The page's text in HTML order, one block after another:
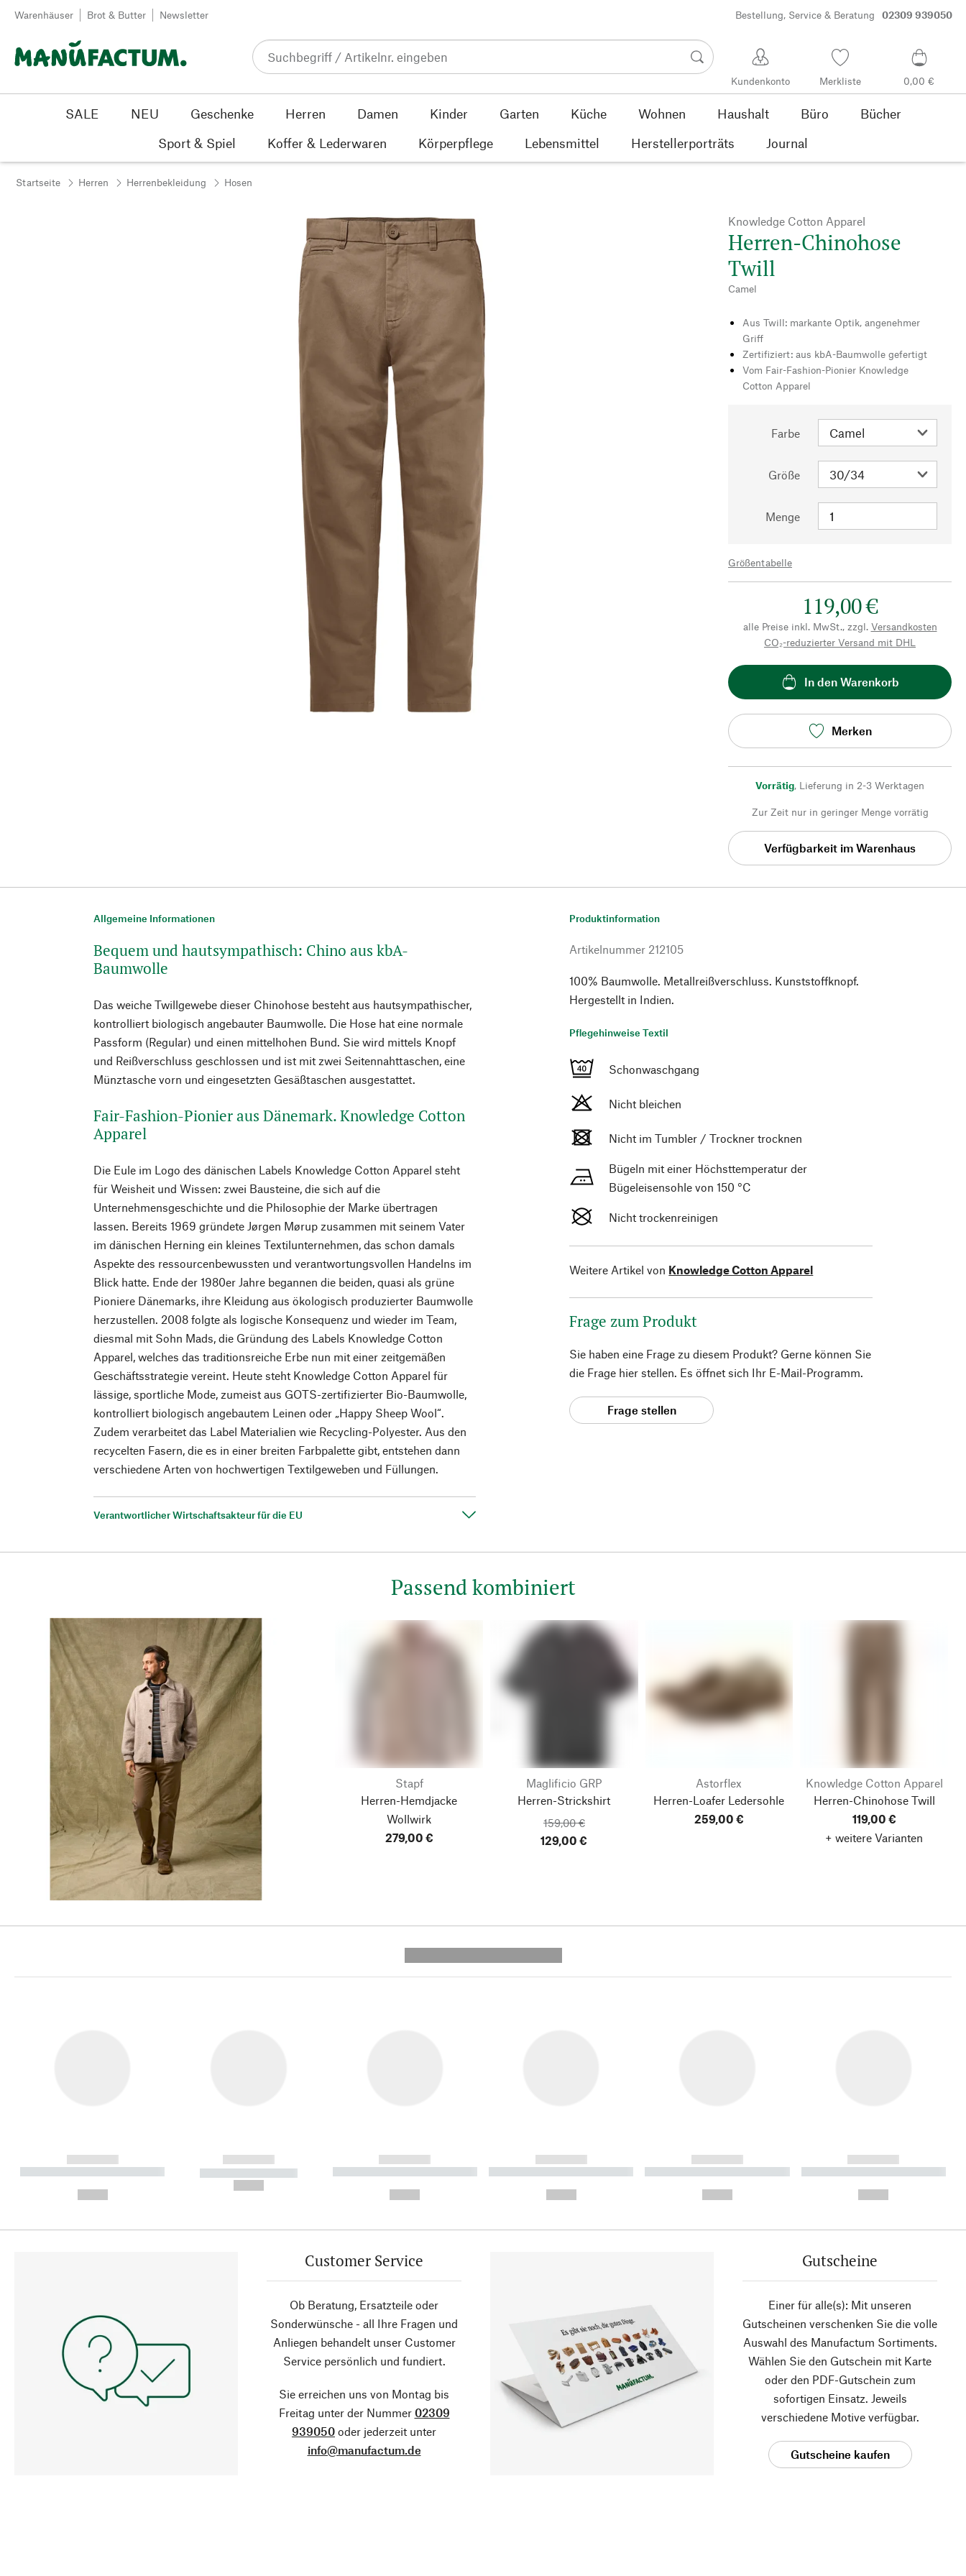
Zum Inhalt springen
Warenhäuser Brot & Butter Newsletter Bestellung, Service & Beratung 02309 939050
Kundenkonto Merkliste 0,00 €
SALE NEU Geschenke Herren Damen Kinder Garten Küche Wohnen Haushalt Büro
Bücher
Sport & Spiel
Koffer & Lederwaren Körperpflege Lebensmittel Herstellerporträts Journal
Startseite Herren Herrenbekleidung Hosen
Knowledge Cotton Apparel
Herren-Chinohose
Twill
Camel
Aus Twill: markante Optik, angenehmer
Griff
Zertifiziert: aus kbA-Baumwolle gefertigt
Vom Fair-Fashion-Pionier Knowledge
Cotton Apparel
Farbe
Größe
Menge
Größentabelle
119,00 €
alle Preise inkl. MwSt., zzgl. Versandkosten
CO₂-reduzierter Versand mit DHL
In den Warenkorb
Merken
Vorrätig, Lieferung in 2-3 Werktagen
Zur Zeit nur in geringer Menge vorrätig
Verfügbarkeit im Warenhaus
Allgemeine Informationen
Bequem und hautsympathisch: Chino aus kbA-
Baumwolle
Das weiche Twillgewebe dieser Chinohose besteht aus hautsympathischer,
kontrolliert biologisch angebauter Baumwolle. Die Hose hat eine normale
Passform (Regular) und einen mittelhohen Bund. Sie wird mittels Knopf
und Reißverschluss geschlossen und ist mit zwei Seitennahttaschen, eine
Münztasche vorn und eingesetzten Gesäßtaschen ausgestattet.
Fair-Fashion-Pionier aus Dänemark. Knowledge Cotton
Apparel
Die Eule im Logo des dänischen Labels Knowledge Cotton Apparel steht
für Weisheit und Wissen: zwei Bausteine, die sich auf die
Unternehmensgeschichte und die Philosophie der Marke übertragen
lassen. Bereits 1969 gründete Jørgen Mørup zusammen mit seinem Vater
im dänischen Herning ein kleines Textilunternehmen, das schon damals
Aspekte des ressourcenbewussten und verantwortungsvollen Handelns im
Blick hatte. Ende der 1980er Jahre begannen die beiden, quasi als grüne
Pioniere Dänemarks, ihre Kleidung aus ökologisch produzierter Baumwolle
herzustellen. 2008 folgte als logische Konsequenz und wieder im Team,
diesmal mit Sohn Mads, die Gründung des Labels Knowledge Cotton
Apparel, welches das traditionsreiche Erbe nun mit einer zeitgemäßen
Geschäftsstrategie vereint. Heute steht Knowledge Cotton Apparel für
lässige, sportliche Mode, zumeist aus GOTS-zertifizierter Bio-Baumwolle,
kontrolliert biologisch angebautem Leinen oder „Happy Sheep Wool“.
Zudem verarbeitet das Label Materialien wie Recycling-Polyester. Aus den
recycelten Fasern, die es in einer breiten Farbpalette gibt, entstehen dann
verschiedene Arten von hochwertigen Textilgeweben und Füllungen.
Verantwortlicher Wirtschaftsakteur für die EU
Produktinformation
Artikelnummer 212105
100% Baumwolle. Metallreißverschluss. Kunststoffknopf.
Hergestellt in Indien.
Pflegehinweise Textil
Schonwaschgang
Nicht bleichen
Nicht im Tumbler / Trockner trocknen
Bügeln mit einer Höchsttemperatur der
Bügeleisensohle von 150 °C
Nicht trockenreinigen
Weitere Artikel von Knowledge Cotton Apparel
Frage zum Produkt
Sie haben eine Frage zu diesem Produkt? Gerne können Sie
die Frage hier stellen. Es öffnet sich Ihr E-Mail-Programm.
Frage stellen
Passend kombiniert
Stapf
Herren-Hemdjacke
Wollwirk
279,00 €
Maglificio GRP
Herren-Strickshirt
159,00 €
129,00 €
Astorflex
Herren-Loafer Ledersohle
259,00 €
Knowledge Cotton Apparel
Herren-Chinohose Twill
119,00 €
+ weitere Varianten
------------
----------- ----------- ----------
------------
----------- -----------
------------
----------- ----------- ----------
------------
----------- ----------- ----------
------------
----------- ----------- ----------
------------
----------- ----------- ----------
Customer Service
Ob Beratung, Ersatzteile oder
Sonderwünsche - all Ihre Fragen und
Anliegen behandelt unser Customer
Service persönlich und fundiert.
Sie erreichen uns von Montag bis
Freitag unter der Nummer 02309
939050 oder jederzeit unter
info@manufactum.de
Gutscheine
Einer für alle(s): Mit unseren
Gutscheinen verschenken Sie die volle
Auswahl des Manufactum Sortiments.
Wählen Sie den Gutschein mit Karte
oder den PDF-Gutschein zum
sofortigen Einsatz. Jeweils
verschiedene Motive verfügbar.
Gutscheine kaufen